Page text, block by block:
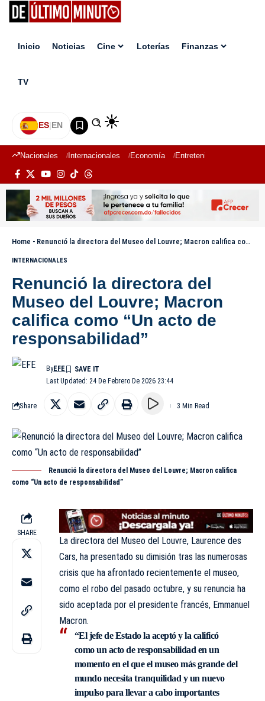
Inicio Noticias Cine Loterías Finanzas
TV
ES|EN
Nacionales Internacionales Economía Entretenimiento
Home - Renunció la directora del Museo del Louvre; Macron califica como “Un acto de responsabilidad”
INTERNACIONALES
Renunció la directora del
Museo del Louvre; Macron
califica como “Un acto de
responsabilidad”
Last Updated: 24 De Febrero De 2026 23:44
ByEFE
Share 3 Min Read
Renunció la directora del Museo del Louvre; Macron califica
como “Un acto de responsabilidad”
SHARE
La directora del Museo del Louvre, Laurence des
Cars, ha presentado su dimisión tras las numerosas
crisis que ha afrontado recientemente el museo,
como el robo del pasado octubre, y su renuncia ha
sido aceptada por el presidente francés, Emmanuel
Macron.
“El jefe de Estado la aceptó y la calificó
como un acto de responsabilidad en un
momento en el que el museo más grande del
mundo necesita tranquilidad y un nuevo
impulso para llevar a cabo importantes